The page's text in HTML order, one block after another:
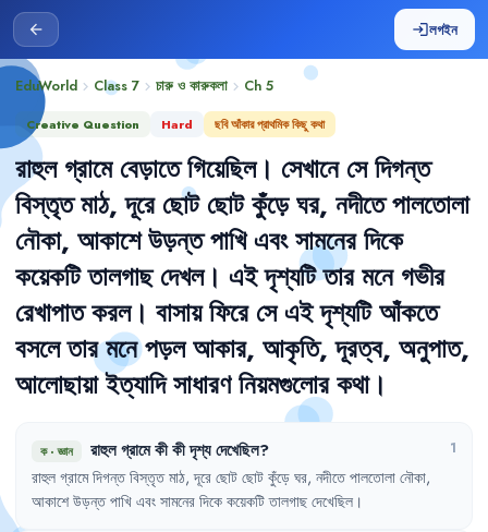
arrow_back loginলগইন
EduWorld chevron_right Class 7 chevron_right চারু ও কারুকলা chevron_right Ch 5
Creative Question Hard ছবি আঁকার প্রাথমিক কিছু কথা
রাহুল গ্রামে বেড়াতে গিয়েছিল। সেখানে সে দিগন্ত
বিস্তৃত মাঠ, দূরে ছোট ছোট কুঁড়ে ঘর, নদীতে পালতোলা
নৌকা, আকাশে উড়ন্ত পাখি এবং সামনের দিকে
কয়েকটি তালগাছ দেখল। এই দৃশ্যটি তার মনে গভীর
রেখাপাত করল। বাসায় ফিরে সে এই দৃশ্যটি আঁকতে
বসলে তার মনে পড়ল আকার, আকৃতি, দূরত্ব, অনুপাত,
আলোছায়া ইত্যাদি সাধারণ নিয়মগুলোর কথা।
ক·জ্ঞান রাহুলগ্রামেকীকীদৃশ্যদেখেছিল? 1
রাহুল গ্রামে দিগন্ত বিস্তৃত মাঠ, দূরে ছোট ছোট কুঁড়ে ঘর, নদীতে পালতোলা নৌকা,
আকাশে উড়ন্ত পাখি এবং সামনের দিকে কয়েকটি তালগাছ দেখেছিল ।